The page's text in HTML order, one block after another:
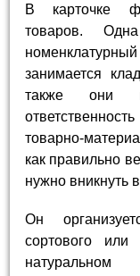
В карточке
товаров.
занимается
также они
товарно-
как правильно
нужно вникнуть
Он
сортового или